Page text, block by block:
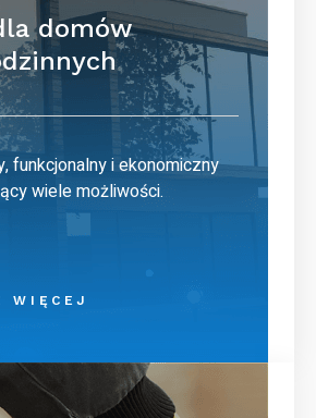
domów
funkcjonalny i ekonomiczny
wiele możliwości.
WIĘCEJ